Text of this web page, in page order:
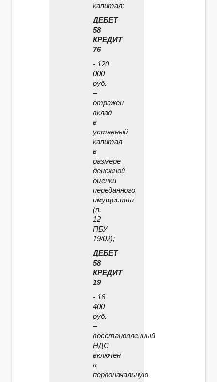
капитал;
ДЕБЕТ
58
КРЕДИТ
76
- 120
000
руб.
–
отражен
вклад
в
уставный
капитал
в
размере
денежной
оценки
переданного
имущества
(п.
12
ПБУ
19/02);
ДЕБЕТ
58
КРЕДИТ
19
- 16
400
руб.
–
восстановленный
НДС
включен
в
первоначальную